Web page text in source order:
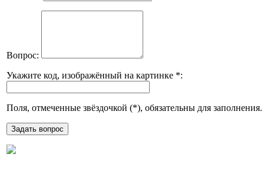
Вопрос:
Укажите код, изображённый на картинке *:
Поля, отмеченные звёздочкой (*), обязательны для заполнения.